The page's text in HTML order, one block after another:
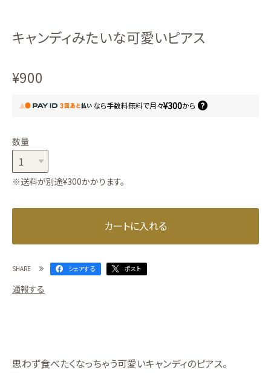
キャンディみたいな可愛いピアス
¥900
なら手数料無料で月々¥300から
数量
※送料が別途¥300かかります。
カートに入れる
SHARE シェアする ポスト
通報する
思わず食べたくなっちゃう可愛いキャンディのピアス。